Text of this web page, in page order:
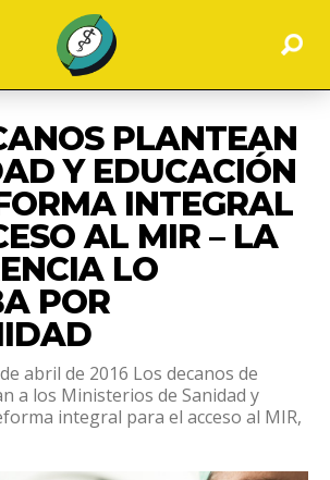
PLANTEAN
Y EDUCACIÓN
INTEGRAL
AL MIR – LA
LO
POR
abril de 2016 Los decanos de
a los Ministerios de Sanidad y
integral para el acceso al MIR,